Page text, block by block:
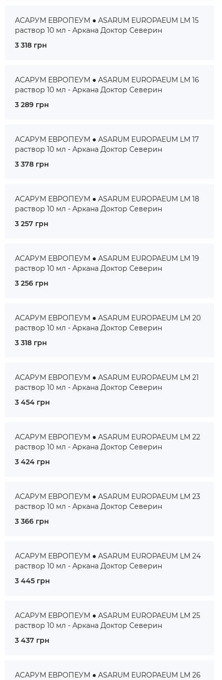
АСАРУМ ЕВРОПЕУМ ● ASARUM EUROPAEUM LM 15
раствор 10 мл - Аркана Доктор Северин
3 318 грн
АСАРУМ ЕВРОПЕУМ ● ASARUM EUROPAEUM LM 16
раствор 10 мл - Аркана Доктор Северин
3 289 грн
АСАРУМ ЕВРОПЕУМ ● ASARUM EUROPAEUM LM 17
раствор 10 мл - Аркана Доктор Северин
3 378 грн
АСАРУМ ЕВРОПЕУМ ● ASARUM EUROPAEUM LM 18
раствор 10 мл - Аркана Доктор Северин
3 257 грн
АСАРУМ ЕВРОПЕУМ ● ASARUM EUROPAEUM LM 19
раствор 10 мл - Аркана Доктор Северин
3 256 грн
АСАРУМ ЕВРОПЕУМ ● ASARUM EUROPAEUM LM 20
раствор 10 мл - Аркана Доктор Северин
3 318 грн
АСАРУМ ЕВРОПЕУМ ● ASARUM EUROPAEUM LM 21
раствор 10 мл - Аркана Доктор Северин
3 454 грн
АСАРУМ ЕВРОПЕУМ ● ASARUM EUROPAEUM LM 22
раствор 10 мл - Аркана Доктор Северин
3 424 грн
АСАРУМ ЕВРОПЕУМ ● ASARUM EUROPAEUM LM 23
раствор 10 мл - Аркана Доктор Северин
3 366 грн
АСАРУМ ЕВРОПЕУМ ● ASARUM EUROPAEUM LM 24
раствор 10 мл - Аркана Доктор Северин
3 445 грн
АСАРУМ ЕВРОПЕУМ ● ASARUM EUROPAEUM LM 25
раствор 10 мл - Аркана Доктор Северин
3 437 грн
АСАРУМ ЕВРОПЕУМ ● ASARUM EUROPAEUM LM 26